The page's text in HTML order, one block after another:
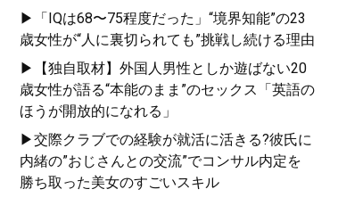
▶「IQは68〜75程度だった」“境界知能”の23
歳女性が“人に裏切られても”挑戦し続ける理由
▶【独自取材】外国人男性としか遊ばない20
歳女性が語る“本能のまま”のセックス「英語の
ほうが開放的になれる」
▶交際クラブでの経験が就活に活きる?彼氏に
内緒の”おじさんとの交流”でコンサル内定を
勝ち取った美女のすごいスキル